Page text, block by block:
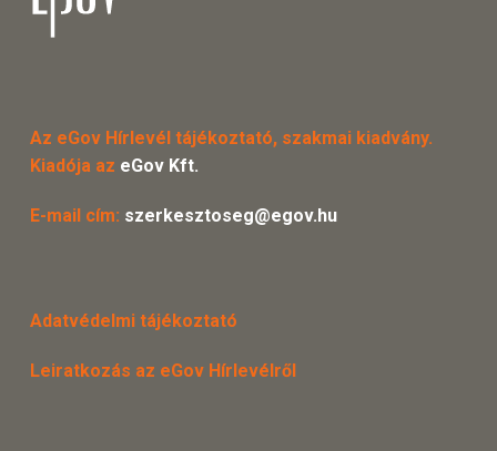
Az eGov Hírlevél tájékoztató, szakmai kiadvány.
Kiadója az eGov Kft.
E-mail cím: szerkesztoseg@egov.hu
Adatvédelmi tájékoztató
Leiratkozás az eGov Hírlevélről